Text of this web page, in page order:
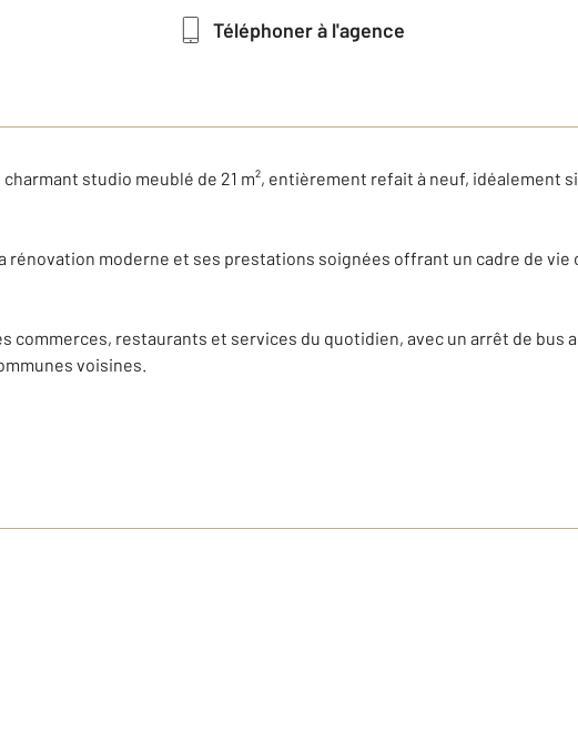
Téléphoner à l'agence
studio meublé de 21 m², entièrement refait à neuf, idéalement
rénovation moderne et ses prestations soignées offrant un cadre de vie
commerces, restaurants et services du quotidien, avec un arrêt de bus
voisines.